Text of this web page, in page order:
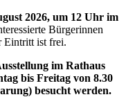
2026, um 12 Uhr im
Bürgerinnen
Eintritt ist frei.
im Rathaus
bis Freitag von 8.30
besucht werden.